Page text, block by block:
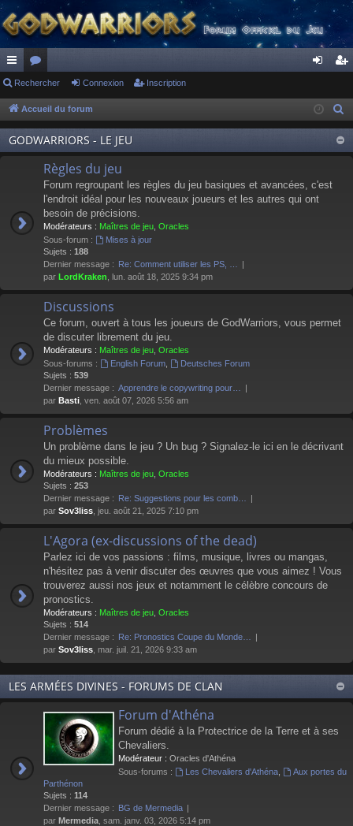
ac
co
ur
ci
or
u
m
s
ne
xi
on
cri
pti
on
Rechercher Connexion Inscription
Accueil du forum
GODWARRIORS - LE JEU
Règles du jeu
Forum regroupant les règles du jeu basiques et avancées, c'est
l'endroit idéal pour les nouveaux joueurs et les autres qui ont
besoin de précisions.
Modérateurs : Maîtres de jeu Oracles
Sous-forum :
Mises à jour
Sujets : 188
Dernier message : Re: Comment utiliser les PS, …
par LordKraken , lun. août 18, 2025 9:34 pm
Discussions
Ce forum, ouvert à tous les joueurs de GodWarriors, vous permet
de discuter librement du jeu.
Modérateurs : Maîtres de jeu Oracles
Sous-forums :
English Forum,
Deutsches Forum
Sujets : 539
Dernier message : Apprendre le copywriting pour…
par Basti , ven. août 07, 2026 5:56 am
Problèmes
Un problème dans le jeu ? Un bug ? Signalez-le ici en le décrivant
du mieux possible.
Modérateurs : Maîtres de jeu Oracles
Sujets : 253
Dernier message : Re: Suggestions pour les comb…
par Sov3liss , jeu. août 21, 2025 7:10 pm
L'Agora (ex-discussions of the dead)
Parlez ici de vos passions : films, musique, livres ou mangas,
n'hésitez pas à venir discuter des œuvres que vous aimez ! Vous
trouverez aussi nos jeux et notamment le célèbre concours de
pronostics.
Modérateurs : Maîtres de jeu Oracles
Sujets : 514
Dernier message : Re: Pronostics Coupe du Monde…
par Sov3liss , mar. juil. 21, 2026 9:33 am
LES ARMÉES DIVINES - FORUMS DE CLAN
Forum d'Athéna
Forum dédié à la Protectrice de la Terre et à ses
Chevaliers.
Modérateur : Oracles d'Athéna
Sous-forums :
Les Chevaliers d'Athéna,
Aux portes du
Parthénon
Sujets : 114
Dernier message : BG de Mermedia
par Mermedia , sam. janv. 03, 2026 5:14 pm